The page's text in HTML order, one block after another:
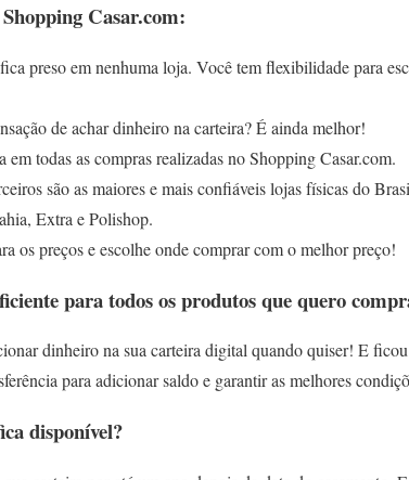
Casar.com:
preso em nenhuma loja. Você tem flexibilidade para
de achar dinheiro na carteira? É ainda melhor!
todas as compras realizadas no Shopping Casar.com.
são as maiores e mais confiáveis lojas físicas do
Extra e Polishop.
os preços e escolhe onde comprar com o melhor preço!
para todos os produtos que quero
dinheiro na sua carteira digital quando quiser! E
para adicionar saldo e garantir as melhores
disponível?